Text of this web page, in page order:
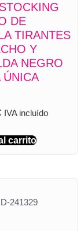
DE
TIRANTES
Y
NEGRO
ÚNICA
IVA incluído
carrito
D-241329